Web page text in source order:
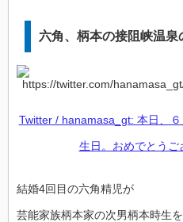
六角、柄本の接阻峡温泉
Twitter / hanamasa_gt: 本日、
生日。おめでとうご
結婚4回目の六角精児が
芸能家族柄本家の次男柄本時生を